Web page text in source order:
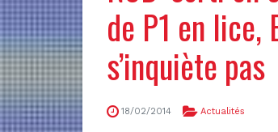
de P1 en
s’inquiète pas
18/02/2014 Actualités